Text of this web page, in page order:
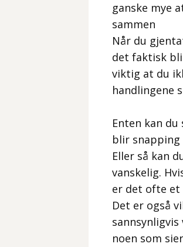
ganske mye
sammen
Når du
det faktisk
viktig at du
handlingene
Enten kan
blir
Eller så kan
vanskelig.
er det ofte
Det er også
noen som